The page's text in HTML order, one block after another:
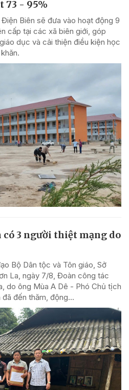
73 - 95%
Biên sẽ đưa vào hoạt động 9
cấp tại các xã biên giới, góp
dục và cải thiện điều kiện học
3 người thiệt mạng do
Bộ Dân tộc và Tôn giáo, Sở
La, ngày 7/8, Đoàn công tác
do ông Mùa A Dê - Phó Chủ tịch
đến thăm, động...